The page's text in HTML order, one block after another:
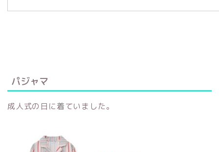
パジャマ
成人式の日に着ていました。